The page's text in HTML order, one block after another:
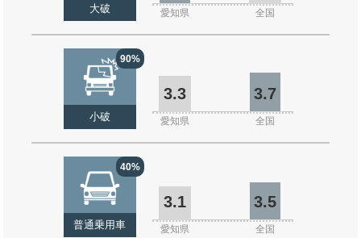
大破 愛知県 全国
90%
小破
3.3 3.7
愛知県 全国
40%
普通乗用車
3.1 3.5
愛知県 全国